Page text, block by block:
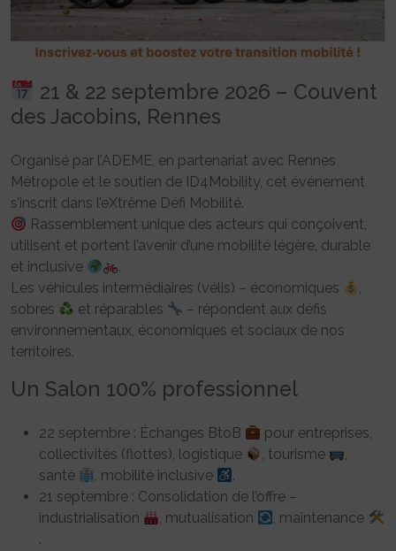
21 & 22 septembre 2026 – Couvent
des Jacobins, Rennes
Organisé par l’ADEME, en partenariat avec Rennes
Métropole et le soutien de ID4Mobility, cet événement
s’inscrit dans l’eXtrême Défi Mobilité.
Rassemblement unique des acteurs qui conçoivent,
utilisent et portent l’avenir d’une mobilité légère, durable
et inclusive
.
Les véhicules intermédiaires (vélis) – économiques
,
sobres
et réparables
– répondent aux défis
environnementaux, économiques et sociaux de nos
territoires.
Un Salon 100% professionnel
22 septembre : Échanges BtoB
pour entreprises,
collectivités (flottes), logistique
, tourisme
,
santé
, mobilité inclusive
.
21 septembre : Consolidation de l’offre –
industrialisation
, mutualisation
, maintenance
.